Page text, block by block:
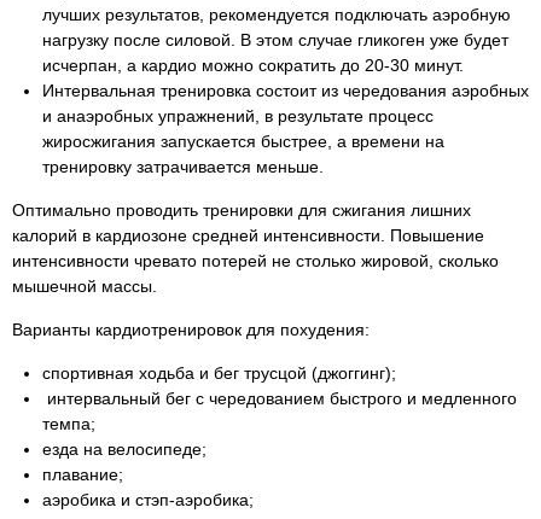
лучших результатов, рекомендуется подключать аэробную
нагрузку после силовой. В этом случае гликоген уже будет
исчерпан, а кардио можно сократить до 20-30 минут.
Интервальная тренировка состоит из чередования аэробных
и анаэробных упражнений, в результате процесс
жиросжигания запускается быстрее, а времени на
тренировку затрачивается меньше.
Оптимально проводить тренировки для сжигания лишних
калорий в кардиозоне средней интенсивности. Повышение
интенсивности чревато потерей не столько жировой, сколько
мышечной массы.
Варианты кардиотренировок для похудения:
спортивная ходьба и бег трусцой (джоггинг);
интервальный бег с чередованием быстрого и медленного
темпа;
езда на велосипеде;
плавание;
аэробика и стэп-аэробика;